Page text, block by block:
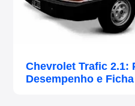
Chevrolet Trafic 2.1:
Desempenho e